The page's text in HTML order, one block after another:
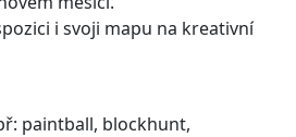
i svoji mapu na kreativní
paintball, blockhunt,